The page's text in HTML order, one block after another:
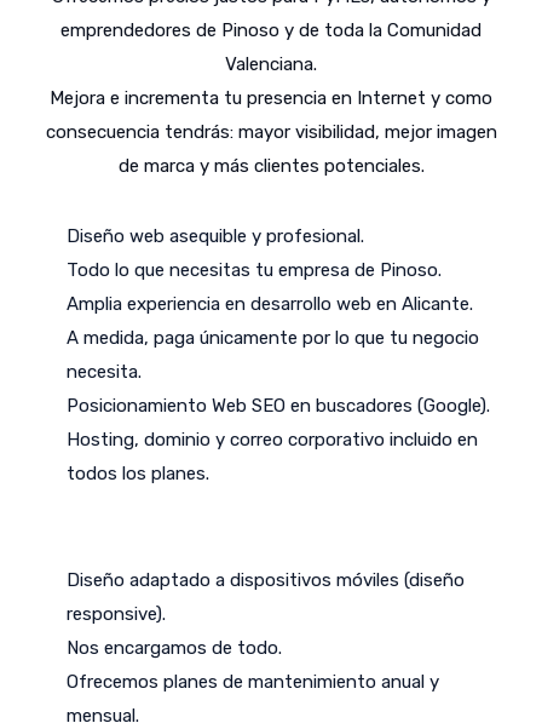
emprendedores de Pinoso y de toda la Comunidad
Valenciana.
Mejora e incrementa tu presencia en Internet y como
consecuencia tendrás: mayor visibilidad, mejor imagen
de marca y más clientes potenciales.
Diseño web asequible y profesional.
Todo lo que necesitas tu empresa de Pinoso.
Amplia experiencia en desarrollo web en Alicante.
A medida, paga únicamente por lo que tu negocio
necesita.
Posicionamiento Web SEO en buscadores (Google).
Hosting, dominio y correo corporativo incluido en
todos los planes.
Diseño adaptado a dispositivos móviles (diseño
responsive).
Nos encargamos de todo.
Ofrecemos planes de mantenimiento anual y
mensual.